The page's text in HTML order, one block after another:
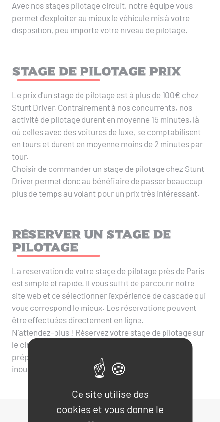
Avec nos stages pilotage circuit, notre équipe vous
permet d'exploiter au mieux le véhicule mis à votre
disposition, peu importe votre niveau de pilotage.
Stage de pilotage prix
Le prix d'un stage de pilotage est à plus de 100€ chez
Stunt Driver. Contrairement à nos concurrents, nos
activité de pilotage durent en moyenne 15 minutes, là
où celles avec des voitures de luxe, se comptabilisent
en tours et durent en moyenne moins de 2 minutes par
tour.
Choisir de commander un stage de pilotage chez Stunt
Driver permet donc au bénéfiaire de passer beaucoup
plus de temps au volant pour un prix très intéressant.
Réserver un stage de
pilotage
La réservation de votre stage de pilotage près de Paris
est simple et rapide. Il vous suffit de parcourir notre
site web et de sélectionner l'expérience de cascade qui
vous correspond le mieux. Les réservations peuvent
être effectuées directement en ligne.
N'attendez-plus ! Réservez votre stage de pilotage sur
le circuit de La Ferté Gaucher dès maintenant et
préparez-vous à vivre des sensations de conduite
inoubliables !
Ce site utilise des
cookies et vous donne le